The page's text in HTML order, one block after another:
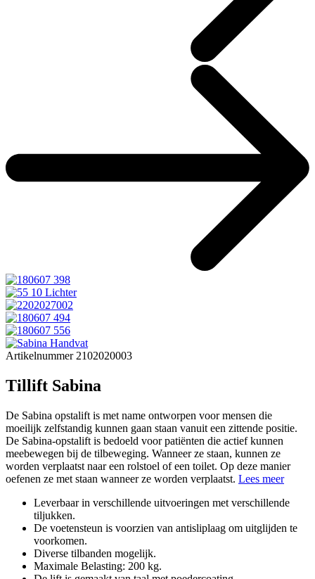
Artikelnummer 2102020003
Tillift Sabina
De Sabina opstalift is met name ontworpen voor mensen die
moeilijk zelfstandig kunnen gaan staan vanuit een zittende positie.
De Sabina-opstalift is bedoeld voor patiënten die actief kunnen
meebewegen bij de tilbeweging. Wanneer ze staan, kunnen ze
worden verplaatst naar een rolstoel of een toilet. Op deze manier
oefenen ze met staan wanneer ze worden verplaatst. Lees meer
Leverbaar in verschillende uitvoeringen met verschillende
tiljukken.
De voetensteun is voorzien van antisliplaag om uitglijden te
voorkomen.
Diverse tilbanden mogelijk.
Maximale Belasting: 200 kg.